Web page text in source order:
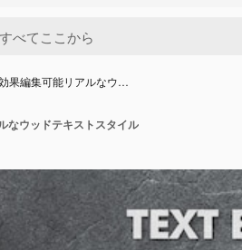
果編集可能リアルなウ…
なウッドテキストスタイル